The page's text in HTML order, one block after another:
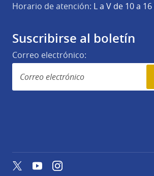
Horario de atención: L a V de 10 a
Suscribirse al boletín
Correo electrónico:
TwitterYouTubeInstagram